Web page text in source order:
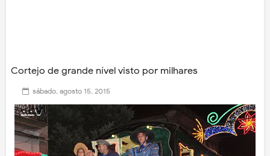
Cortejo de grande nível visto por milhares
sábado, agosto 15, 2015